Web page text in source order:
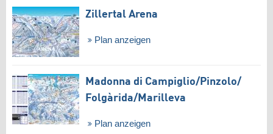
Zillertal Arena
Plan anzeigen
Madonna di Campiglio/​Pinzolo/​
Folgàrida/​Marilleva
Plan anzeigen